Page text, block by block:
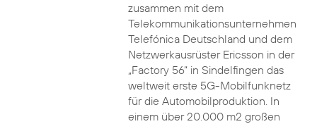
zusammen mit dem
Telekommunikationsunternehmen
Telefónica Deutschland und dem
Netzwerkausrüster Ericsson in der
„Factory 56“ in Sindelfingen das
weltweit erste 5G-Mobilfunknetz
für die Automobilproduktion. In
einem über 20.000 m2 großen